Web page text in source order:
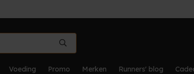
Voeding Promo Merken Runners' blog